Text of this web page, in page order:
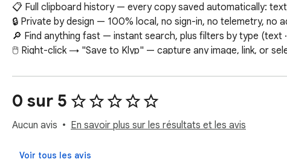
📋 Full clipboard history — every copy saved automatically:
🔒 Private by design — 100% local, no sign-in, no telemetry,
🔎 Find anything fast — instant search, plus filters by type (text ·
🖱️ Right-click → "Save to Klyp" — capture any image, link, or
⌨️ Keyboard-friendly — open, search, and paste back in
🌍 6 languages — English, Deutsch, Español, Français, Italiano,
KLYP PRO (one-time unlock)
✍️ Snippets & templates — reusable text with {date} · {time} ·
0 sur 5
Aucun avis En savoir plus sur les résultats et les avis
Voir tous les avis